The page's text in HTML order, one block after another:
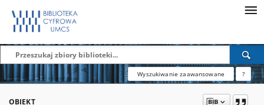
Wyszukiwanie zaawansowane ?
OBIEKT